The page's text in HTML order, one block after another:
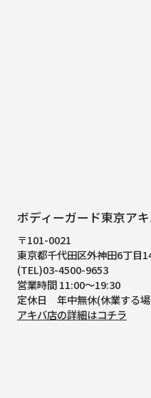
ボディーガード東京ア
〒101-0021
東京都千代田区外神田6丁目
(TEL)03-4500-9653
営業時間 11:00～19:30
定休日 年中無休(休業する
アキバ店の詳細はコチラ